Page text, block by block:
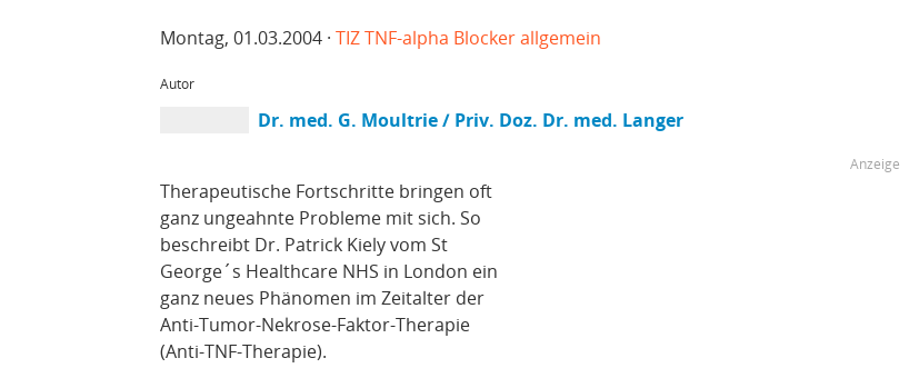
Montag, 01.03.2004 · TIZ TNF-alpha Blocker allgemein
Autor
Dr. med. G. Moultrie / Priv. Doz. Dr. med. Langer
Therapeutische Fortschritte bringen oft
ganz ungeahnte Probleme mit sich. So
beschreibt Dr. Patrick Kiely vom St
George´s Healthcare NHS in London ein
ganz neues Phänomen im Zeitalter der
Anti-Tumor-Nekrose-Faktor-Therapie
(Anti-TNF-Therapie).